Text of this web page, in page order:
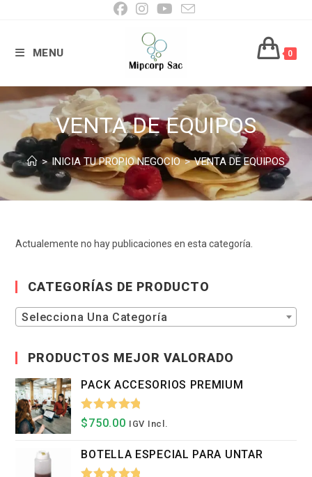
MENU 0
VENTA DE EQUIPOS
> INICIA TU PROPIO NEGOCIO > VENTA DE EQUIPOS
Actualemente no hay publicaciones en esta categoría.
CATEGORÍAS DE PRODUCTO
Selecciona Una Categoría
PRODUCTOS MEJOR VALORADO
PACK ACCESORIOS PREMIUM
Valorado
De 5
$750.00 IGV Incl.
BOTELLA ESPECIAL PARA UNTAR